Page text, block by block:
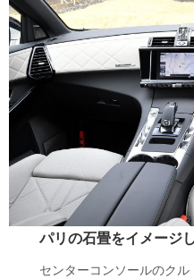
パリの石畳をイメージ
センターコンソールのク